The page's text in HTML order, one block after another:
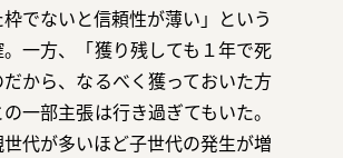
でないと信頼性が薄い」という
一方、「獲り残しても１年で死
から、なるべく獲っておいた方
一部主張は行き過ぎてもいた。
代が多いほど子世代の発生が増